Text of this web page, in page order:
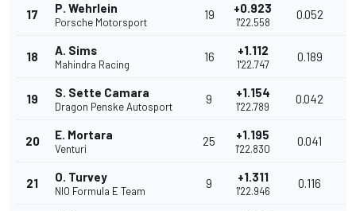
17 P. Wehrlein
Porsche Motorsport
19 +0.923
1'22.558
0.052
18 A. Sims
Mahindra Racing
16 +1.112
1'22.747
0.189
19 S. Sette Camara
Dragon Penske Autosport
9 +1.154
1'22.789
0.042
20 E. Mortara
Venturi
25 +1.195
1'22.830
0.041
21 O. Turvey
NIO Formula E Team
9 +1.311
1'22.946
0.116